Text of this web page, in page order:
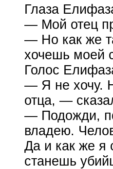
Глаза
— Мой отец
— Но как же
хочешь моей
Голос
— Я не хочу.
отца, —
— Подожди,
владею.
Да и как же я
станешь